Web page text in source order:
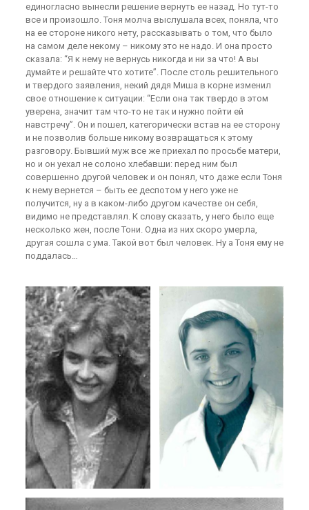
единогласно вынесли решение вернуть ее назад. Но тут-то
все и произошло. Тоня молча выслушала всех, поняла, что
на ее стороне никого нету, рассказывать о том, что было
на самом деле некому – никому это не надо. И она просто
сказала: “Я к нему не вернусь никогда и ни за что! А вы
думайте и решайте что хотите”. После столь решительного
и твердого заявления, некий дядя Миша в корне изменил
свое отношение к ситуации: “Если она так твердо в этом
уверена, значит там что-то не так и нужно пойти ей
навстречу”. Он и пошел, категорически встав на ее сторону
и не позволив больше никому возвращаться к этому
разговору. Бывший муж все же приехал по просьбе матери,
но и он уехал не солоно хлебавши: перед ним был
совершенно другой человек и он понял, что даже если Тоня
к нему вернется – быть ее деспотом у него уже не
получится, ну а в каком-либо другом качестве он себя,
видимо не представлял. К слову сказать, у него было еще
несколько жен, после Тони. Одна из них скоро умерла,
другая сошла с ума. Такой вот был человек. Ну а Тоня ему не
поддалась…